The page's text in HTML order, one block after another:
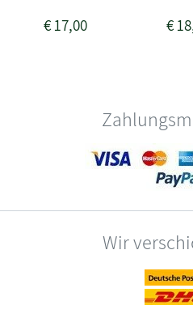
€17,00 €
Wir